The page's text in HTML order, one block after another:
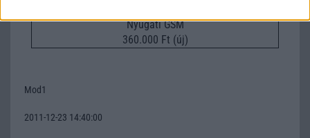
Nyugati GSM
360.000 Ft (új)
Mod1
2011-12-23 14:40:00